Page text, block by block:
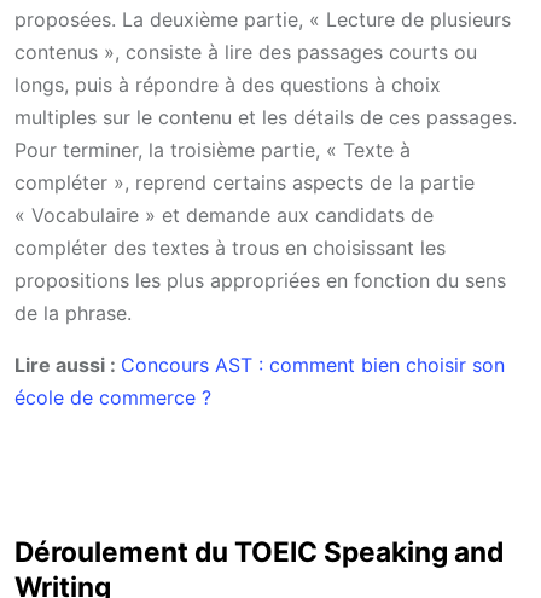
proposées. La deuxième partie, « Lecture de plusieurs
contenus », consiste à lire des passages courts ou
longs, puis à répondre à des questions à choix
multiples sur le contenu et les détails de ces passages.
Pour terminer, la troisième partie, « Texte à
compléter », reprend certains aspects de la partie
« Vocabulaire » et demande aux candidats de
compléter des textes à trous en choisissant les
propositions les plus appropriées en fonction du sens
de la phrase.
Lire aussi : Concours AST : comment bien choisir son
école de commerce ?
Déroulement du TOEIC Speaking and
Writing